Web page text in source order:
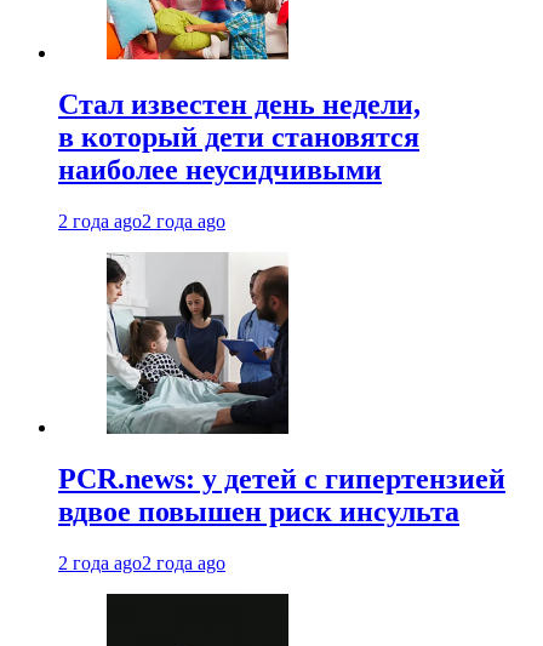
Стал известен день недели,
в который дети становятся
наиболее неусидчивыми
2 года ago2 года ago
PCR.news: у детей с гипертензией
вдвое повышен риск инсульта
2 года ago2 года ago